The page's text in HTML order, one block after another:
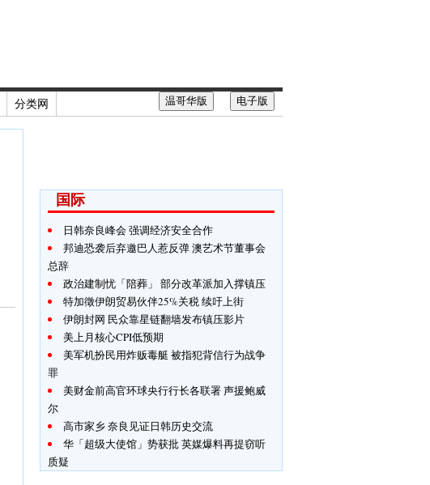
分类网 电子版
温哥华版
国际
日韩奈良峰会 强调经济安全合作
邦迪恐袭后弃邀巴人惹反弹 澳艺术节董事会
总辞
政治建制忧「陪葬」 部分改革派加入撑镇压
特加徵伊朗贸易伙伴25%关税 续吁上街
伊朗封网 民众靠星链翻墙发布镇压影片
美上月核心CPI低预期
美军机扮民用炸贩毒艇 被指犯背信行为战争
罪
美财金前高官环球央行行长各联署 声援鲍威
尔
高市家乡 奈良见证日韩历史交流
华「超级大使馆」势获批 英媒爆料再提窃听
质疑